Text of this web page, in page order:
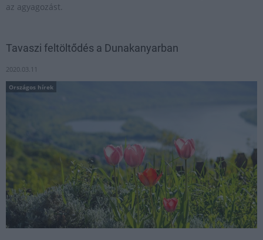
az agyagozást.
Tavaszi feltöltődés a Dunakanyarban
2020.03.11
Országos hírek